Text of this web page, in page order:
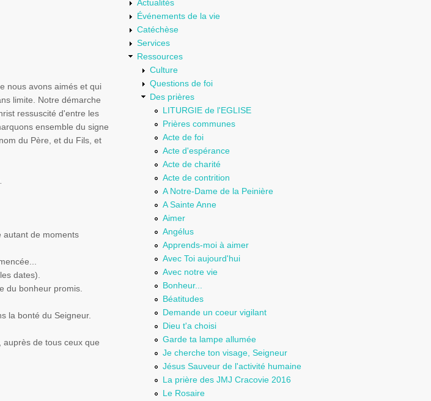
nous avons aimés et qui
limite. Notre démarche
ressuscité d'entre les
ensemble du signe
du Père, et du Fils, et
autant de moments
dates).
du bonheur promis.
la bonté du Seigneur.
de tous ceux que
Actualités
Événements de la vie
Catéchèse
Services
Ressources
Culture
Questions de foi
Des prières
LITURGIE de l'EGLISE
Prières communes
Acte de foi
Acte d'espérance
Acte de charité
Acte de contrition
A Notre-Dame de la Peinière
A Sainte Anne
Aimer
Angélus
Apprends-moi à aimer
Avec Toi aujourd'hui
Avec notre vie
Bonheur...
Béatitudes
Demande un coeur vigilant
Dieu t'a choisi
Garde ta lampe allumée
Je cherche ton visage, Seigneur
Jésus Sauveur de l'activité humaine
La prière des JMJ Cracovie 2016
Le Rosaire